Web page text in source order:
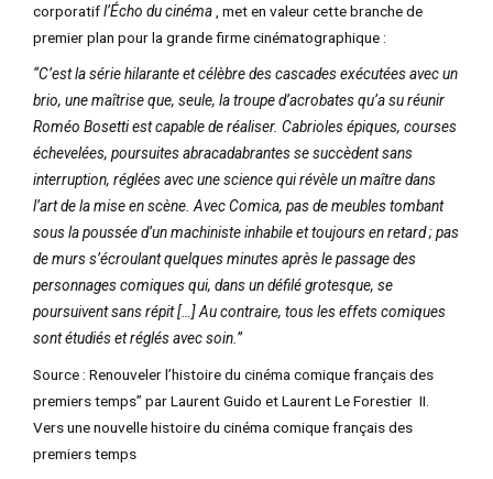
corporatifl’Écho du cinéma, met en valeur cette branche de
premier plan pour la grande firme cinématographique :
“C’est la série hilarante et célèbre des cascades exécutées avec un
brio, une maîtrise que, seule, la troupe d’acrobates qu’a su réunir
Roméo Bosetti est capable de réaliser. Cabrioles épiques, courses
échevelées, poursuites abracadabrantes se succèdent sans
interruption, réglées avec une science qui révèle un maître dans
l’art de la mise en scène. Avec Comica, pas de meubles tombant
sous la poussée d’un machiniste inhabile et toujours en retard ; pas
de murs s’écroulant quelques minutes après le passage des
personnages comiques qui, dans un défilé grotesque, se
poursuivent sans répit […] Au contraire, tous les effets comiques
sont étudiés et réglés avec soin.”
Source : Renouveler l’histoire du cinéma comique français des
premiers temps” par Laurent Guido et Laurent Le Forestier II.
Vers une nouvelle histoire du cinéma comique français des
premiers temps